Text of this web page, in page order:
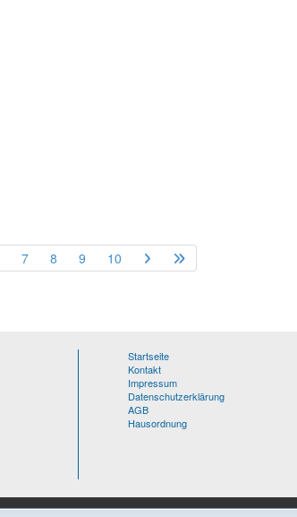
7 8 9 10
Startseite
Kontakt
Impressum
Datenschutzerklärung
AGB
Hausordnung